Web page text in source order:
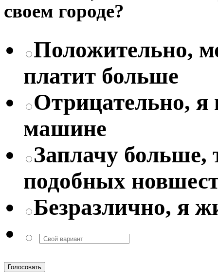
своем городе?
Положительно,
платит больше
Отрицательно,
машине
Заплачу больше,
подобных
Безразлично, я
Голосовать